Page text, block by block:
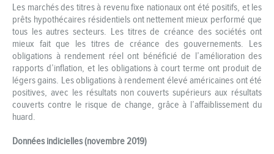
Les marchés des titres à revenu fixe nationaux ont été positifs, et les
prêts hypothécaires résidentiels ont nettement mieux performé que
tous les autres secteurs. Les titres de créance des sociétés ont
mieux fait que les titres de créance des gouvernements. Les
obligations à rendement réel ont bénéficié de l’amélioration des
rapports d’inflation, et les obligations à court terme ont produit de
légers gains. Les obligations à rendement élevé américaines ont été
positives, avec les résultats non couverts supérieurs aux résultats
couverts contre le risque de change, grâce à l’affaiblissement du
huard.
Données indicielles (novembre 2019)